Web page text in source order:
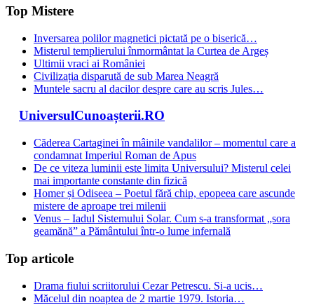
Top Mistere
Inversarea polilor magnetici pictată pe o biserică…
Misterul templierului înmormântat la Curtea de Argeș
Ultimii vraci ai României
Civilizația disparută de sub Marea Neagră
Muntele sacru al dacilor despre care au scris Jules…
UniversulCunoașterii.RO
Căderea Cartaginei în mâinile vandalilor – momentul care a
condamnat Imperiul Roman de Apus
De ce viteza luminii este limita Universului? Misterul celei
mai importante constante din fizică
Homer și Odiseea – Poetul fără chip, epopeea care ascunde
mistere de aproape trei milenii
Venus – Iadul Sistemului Solar. Cum s-a transformat „sora
geamănă” a Pământului într-o lume infernală
Top articole
Drama fiului scriitorului Cezar Petrescu. Si-a ucis…
Măcelul din noaptea de 2 martie 1979. Istoria…